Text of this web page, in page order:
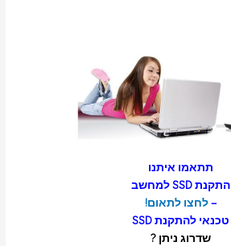
תתאמו איתנו
התקנת SSD למחשב
–לחצו לתאום!
טכנאי להתקנת SSD
שדרוג ניתן ?